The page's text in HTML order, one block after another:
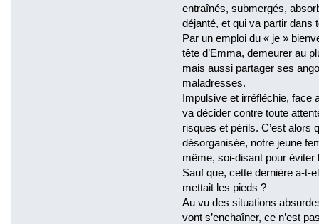
entraînés, submergés,
déjanté, et qui va partir dans
Par un emploi du « je »
tête d’Emma, demeurer au
mais aussi partager ses
maladresses.
Impulsive et irréfléchie, face
va décider contre toute
risques et périls. C’est alors
désorganisée, notre jeune
même, soi-disant pour
Sauf que, cette dernière a-t-
mettait les pieds ?
Au vu des situations
vont s’enchaîner, ce n’est